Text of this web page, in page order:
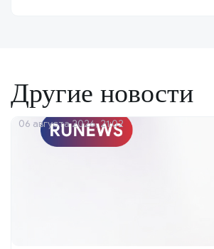
Другие новости
06 августа 2026, 21:02